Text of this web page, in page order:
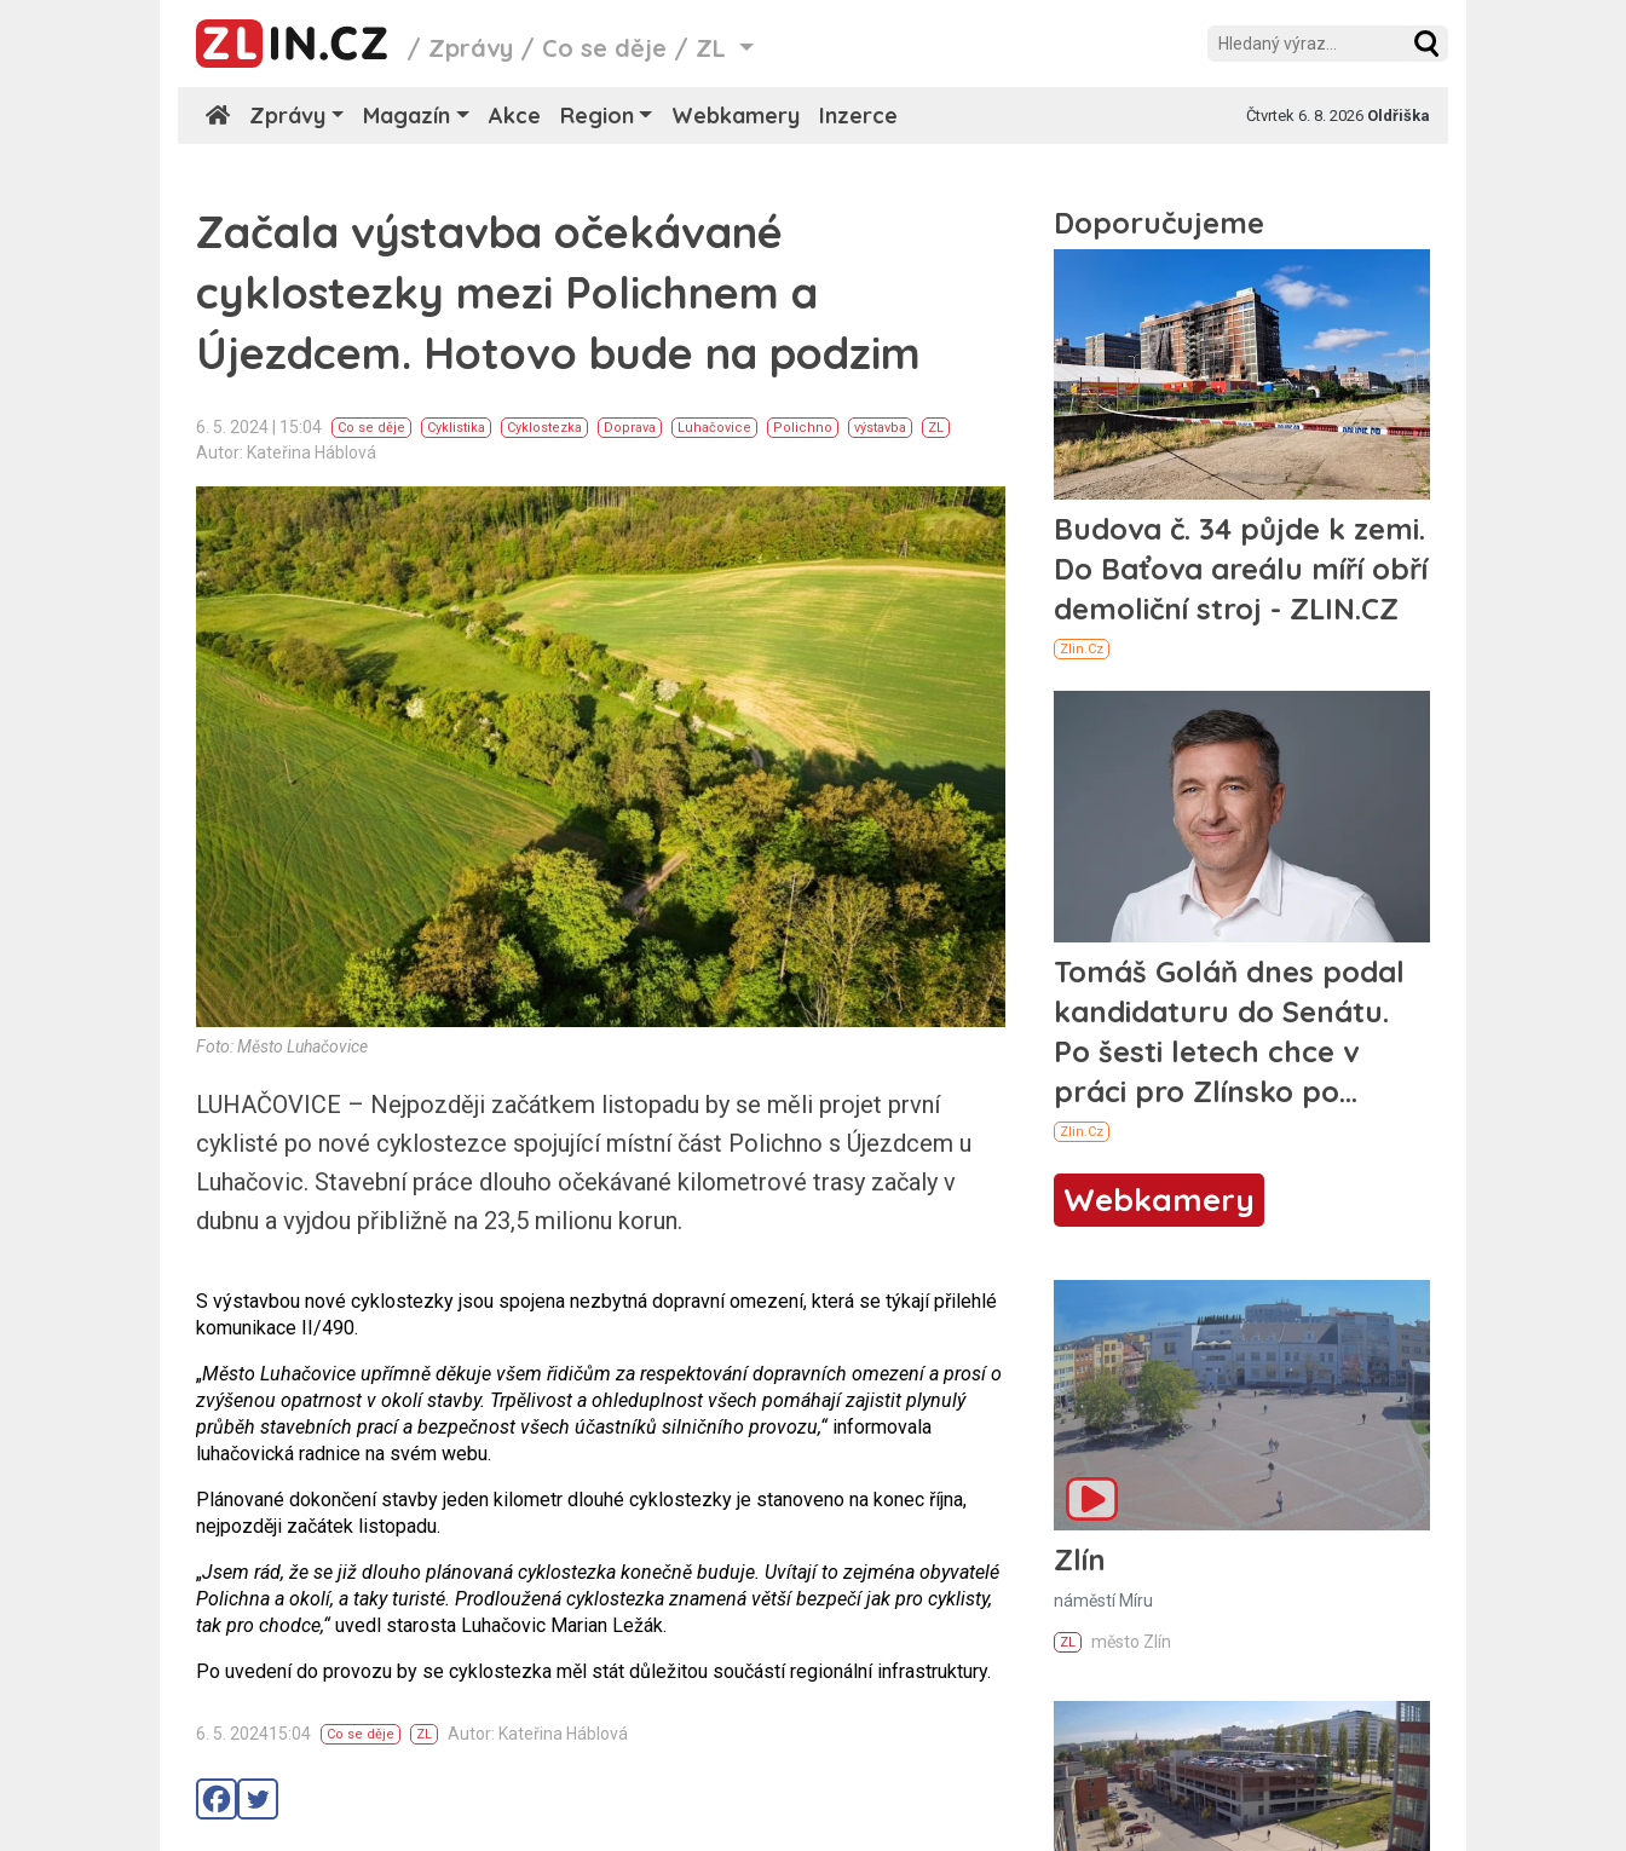
/ Zprávy / Co se děje / ZL
Zprávy Magazín Akce Region Webkamery Inzerce Čtvrtek 6. 8. 2026 Oldřiška
Začala výstavba očekávané
cyklostezky mezi Polichnem a
Újezdcem. Hotovo bude na podzim
6. 5. 2024 | 15:04 Co se děje Cyklistika Cyklostezka Doprava Luhačovice Polichno výstavba ZL
Autor: Kateřina Háblová
Foto: Město Luhačovice
LUHAČOVICE – Nejpozději začátkem listopadu by se měli projet první
cyklisté po nové cyklostezce spojující místní část Polichno s Újezdcem u
Luhačovic. Stavební práce dlouho očekávané kilometrové trasy začaly v
dubnu a vyjdou přibližně na 23,5 milionu korun.
S výstavbou nové cyklostezky jsou spojena nezbytná dopravní omezení, která se týkají přilehlé
komunikace II/490.
„Město Luhačovice upřímně děkuje všem řidičům za respektování dopravních omezení a prosí o
zvýšenou opatrnost v okolí stavby. Trpělivost a ohleduplnost všech pomáhají zajistit plynulý
průběh stavebních prací a bezpečnost všech účastníků silničního provozu,“informovala
luhačovická radnice na svém webu.
Plánované dokončení stavby jeden kilometr dlouhé cyklostezky je stanoveno na konec října,
nejpozději začátek listopadu.
„Jsem rád, že se již dlouho plánovaná cyklostezka konečně buduje. Uvítají to zejména obyvatelé
Polichna a okolí, a taky turisté. Prodloužená cyklostezka znamená větší bezpečí jak pro cyklisty,
tak pro chodce,“uvedl starosta Luhačovic Marian Ležák.
Po uvedení do provozu by se cyklostezka měl stát důležitou součástí regionální infrastruktury.
6. 5. 202415:04 Co se děje ZL Autor: Kateřina Háblová
Webkamery
Zlín
náměstí Míru
ZL město Zlín